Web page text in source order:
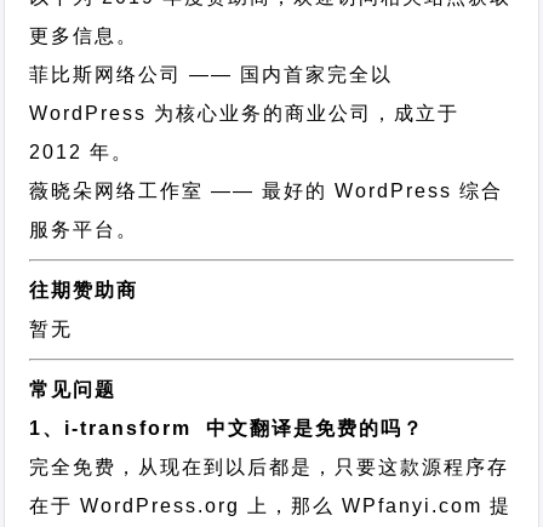
更多信息。
菲比斯网络公司
—— 国内首家完全以
WordPress 为核心业务的商业公司，成立于
2012 年。
薇晓朵网络工作室 —— 最好的 WordPress 综合
服务平台。
往期赞助商
暂无
常见问题
1、i-transform 中文翻译是免费的吗？
完全免费，从现在到以后都是，只要这款源程序存
在于 WordPress.org 上，那么 WPfanyi.com 提